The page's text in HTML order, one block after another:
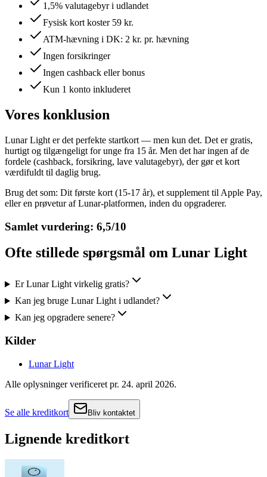
1,5% valutagebyr i udlandet
Fysisk kort koster 59 kr.
ATM-hævning i DK: 2 kr. pr. hævning
Ingen forsikringer
Ingen cashback eller bonus
Kun 1 konto inkluderet
Vores konklusion
Lunar Light er det perfekte startkort — men kun det. Det er gratis,
hurtigt og tilgængeligt for unge fra 15 år. Men det har ingen af de
fordele (cashback, forsikring, lave valutagebyr), der gør et kort
værdifuldt til daglig brug.
Brug det som: Dit første kort (15-17 år), et supplement til Apple Pay,
eller en prøvetur af Lunar-platformen, inden du opgraderer.
Samlet vurdering: 6,5/10
Ofte stillede spørgsmål om Lunar Light
Er Lunar Light virkelig gratis?
Kan jeg bruge Lunar Light i udlandet?
Kan jeg opgradere senere?
Kilder
Lunar Light
Alle oplysninger verificeret pr. 24. april 2026.
Se alle kreditkort Bliv kontaktet
Lignende kreditkort